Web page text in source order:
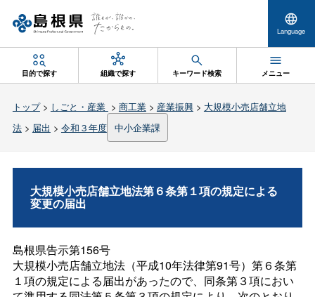
Language
目的で探す 組織で探す キーワード検索 メニュー
トップ> しごと・産業 > 商工業> 産業振興> 大規模小売店舗立地
法> 届出 > 令和３年度 中小企業課
大規模小売店舗立地法第６条第１項の規定による
変更の届出
島根県告示第156号
大規模小売店舗立地法（平成10年法律第91号）第６条第
１項の規定による届出があったので、同条第３項におい